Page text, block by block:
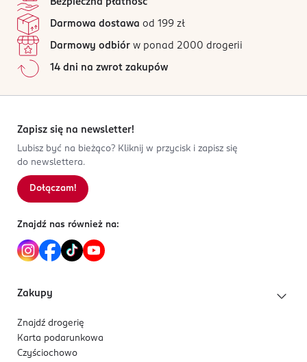
Bezpieczna płatność
Darmowa dostawa od 199 zł
Darmowy odbiór w ponad 2000 drogerii
14 dni na zwrot zakupów
Zapisz się na newsletter!
Lubisz być na bieżąco? Kliknij w przycisk i zapisz się
do newslettera.
Dołączam!
Znajdź nas również na:
Zakupy
Znajdź drogerię
Karta podarunkowa
Czyściochowo